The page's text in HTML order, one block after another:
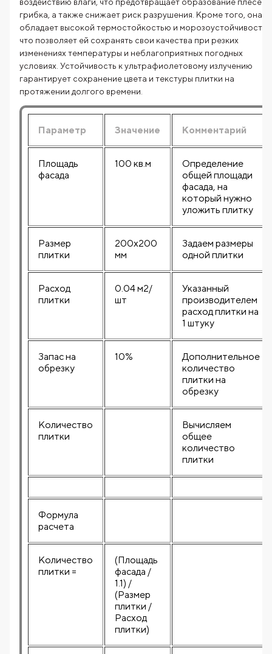
грибка, а также снижает риск разрушения. Кроме того, она
обладает высокой термостойкостью и
что позволяет ей сохранять свои качества при резких
изменениях температуры и неблагоприятных погодных
условиях. Устойчивость к ультрафиолетовому излучению
гарантирует сохранение цвета и текстуры плитки на
протяжении долгого времени.
Параметр Значение Комментарий
Площадь
фасада
100 кв.м
Определение
общей площади
фасада, на
который нужно
уложить плитку
Размер
плитки
200x200
мм
Задаем размеры
одной плитки
Расход
плитки
0.04 м2/
шт
Указанный
производителем
расход плитки на
1 штуку
Запас на
обрезку
10%
Дополнительное
количество
плитки на
обрезку
Количество
плитки
Вычисляем
общее
количество
плитки
Формула
расчета
Количество
плитки =
(Площадь
фасада /
1.1) /
(Размер
плитки /
Расход
плитки)